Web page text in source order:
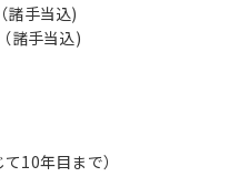
諸手当込)
諸手当込)
10年目まで）